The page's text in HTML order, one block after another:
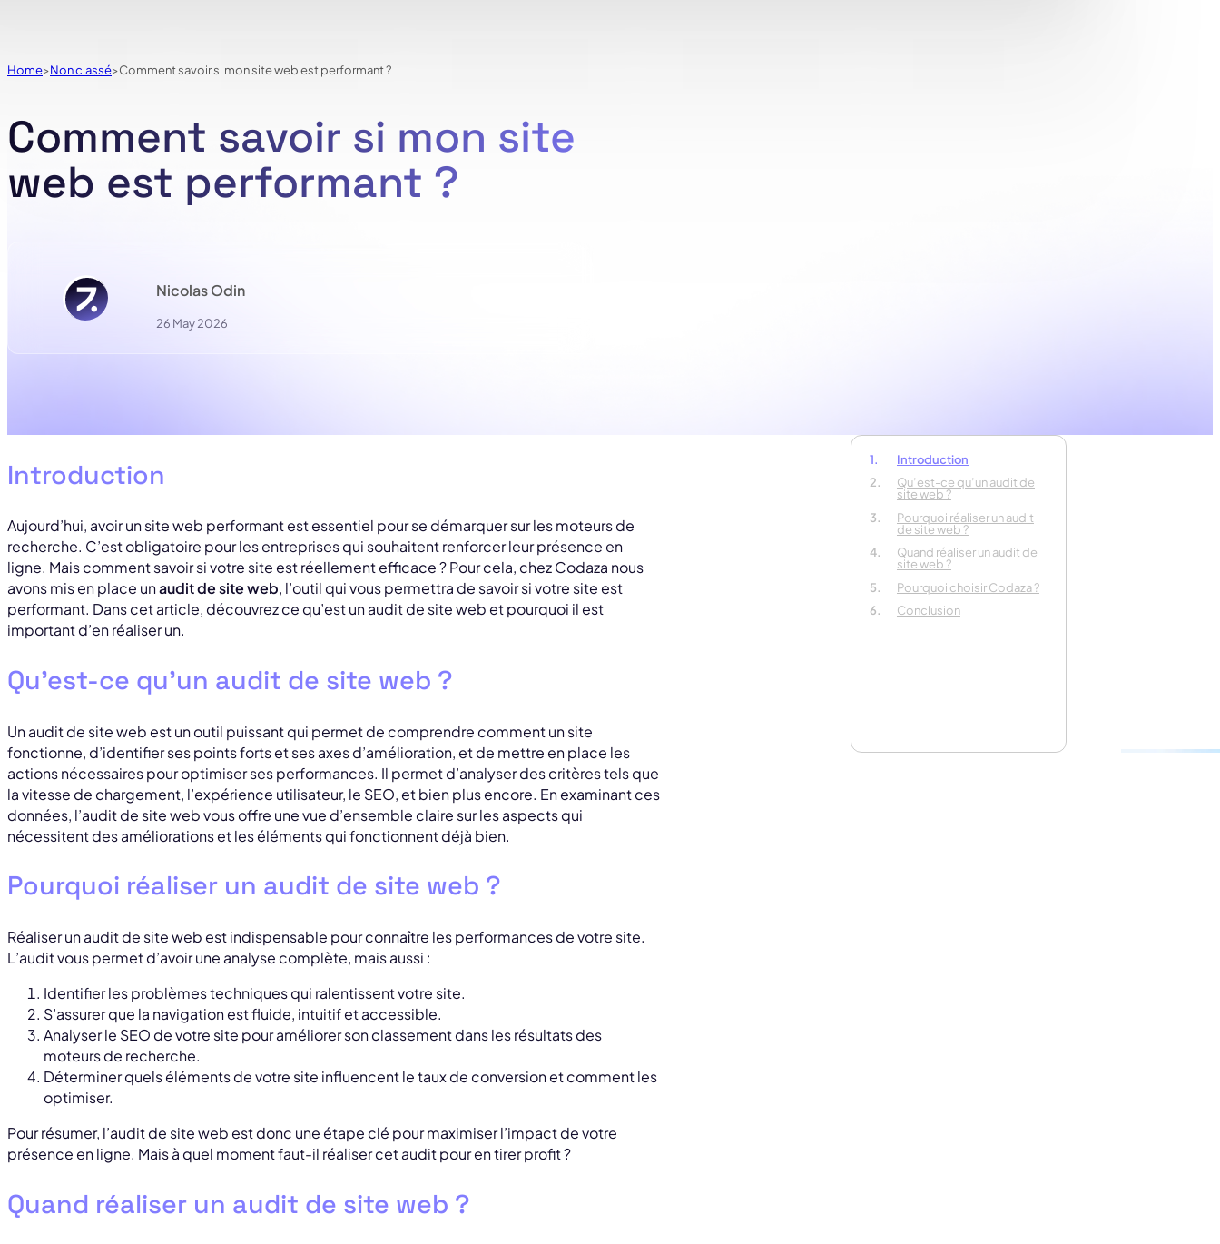
Comment savoir si mon site
web est performant ?
Home Non classé Comment savoir si mon site web est performant ?
Nicolas Odin
26 May 2026
Introduction
Aujourd’hui, avoir un site web performant est essentiel pour se démarquer sur les moteurs de
recherche. C’est obligatoire pour les entreprises qui souhaitent renforcer leur présence en
ligne. Mais comment savoir si votre site est réellement efficace ? Pour cela, chez Codaza nous
avons mis en place unaudit de site web, l’outil qui vous permettra de savoir si votre site est
performant. Dans cet article, découvrez ce qu’est un audit de site web et pourquoi il est
important d’en réaliser un.
Qu’est-ce qu’un audit de site web ?
Un audit de site web est un outil puissant qui permet de comprendre comment un site
fonctionne, d’identifier ses points forts et ses axes d’amélioration, et de mettre en place les
actions nécessaires pour optimiser ses performances. Il permet d’analyser des critères tels que
la vitesse de chargement, l’expérience utilisateur, le SEO, et bien plus encore. En examinant ces
données, l’audit de site web vous offre une vue d’ensemble claire sur les aspects qui
nécessitent des améliorations et les éléments qui fonctionnent déjà bien.
Pourquoi réaliser un audit de site web ?
Réaliser un audit de site web est indispensable pour connaître les performances de votre site.
L’audit vous permet d’avoir une analyse complète, mais aussi :
Identifier les problèmes techniques qui ralentissent votre site.
S’assurer que la navigation est fluide, intuitif et accessible.
Analyser le SEO de votre site pour améliorer son classement dans les résultats des
moteurs de recherche.
Déterminer quels éléments de votre site influencent le taux de conversion et comment les
optimiser.
Pour résumer, l’audit de site web est donc une étape clé pour maximiser l’impact de votre
présence en ligne. Mais à quel moment faut-il réaliser cet audit pour en tirer profit ?
Quand réaliser un audit de site web ?
Introduction
Qu’est-ce qu’un audit de
site web ?
Pourquoi réaliser un audit
de site web ?
Quand réaliser un audit de
site web ?
Pourquoi choisir Codaza ?
Conclusion